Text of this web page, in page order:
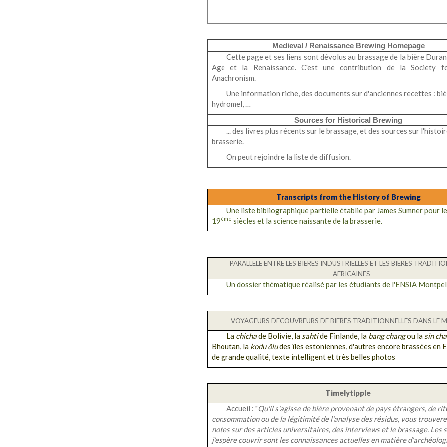
Medieval / Renaissance Brewing Homepage
Cette page et ses liens sont dévolus au brassage de la bière
Age et la Renaissance. C'est une contribution de la Society
Anachronism.
Une information riche, des documents sur d'anciennes recettes :
hydromel, …
Sources for Historical Brewing
... des livres plus récents sur le brassage, et des sources sur
brasserie.
On peut rejoindre la liste de diffusion.
Transcripts from the History of Brewing
Une liste bibliographique partielle établie par James Sumner pour
19ème siècles et la science naissante de la brasserie.
PARALLELE ENTRE LES BIERES INDUSTRIELLES ET LES BIERES
AFRICAINES
Un dossier thématique réalisé par les étudiants de l'ENSIA
VOYAGEURS DECOUVREURS DE BIERES TRADITIONNELLES DANS LE
La chichade Bolivie, la sahtide Finlande, la bang changou la sin
Bhoutan, la kodu õludes îles estoniennes, d'autres encore brassées en
de grande qualité, texte intelligent et très belles photos
Timelytipple
Accueil : "Qu'il s'agisse de bière provenant de pays étrangers, de
consommation ou de la légitimité de l'analyse des résidus, vous
notes sur des articles universitaires, des interviews et le brassage. Les
j'espère couvrir sont les connaissances actuelles en matière